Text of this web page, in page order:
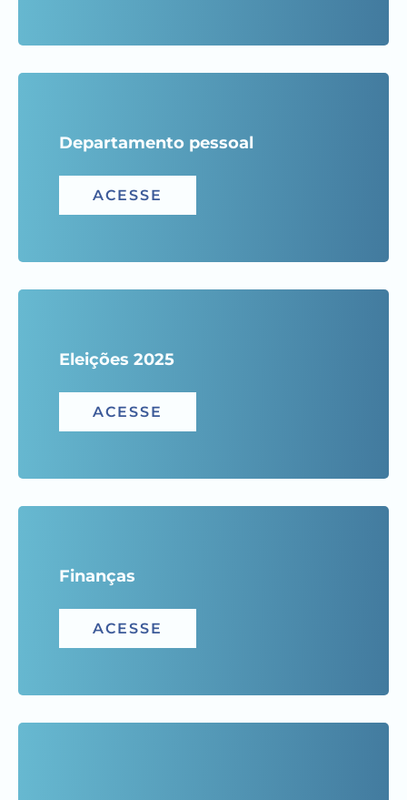
Departamento pessoal
ACESSE
Eleições 2025
ACESSE
Finanças
ACESSE